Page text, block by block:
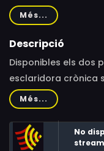
Nelly Mira-Rubin,
Més...
Descripció
Disponibles els dos
esclaridora crònica
un home (i els seus
silenciar a les seves
seus crims fora de
sobre una època
Més...
No